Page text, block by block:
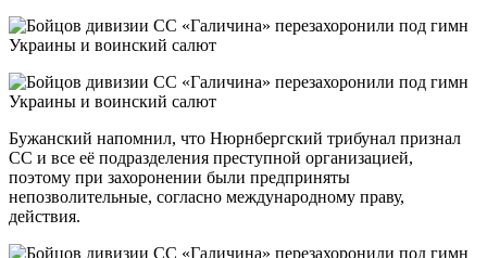
Бужанский напомнил, что Нюрнбергский трибунал признал
СС и все её подразделения преступной организацией,
поэтому при захоронении были предприняты
непозволительные, согласно международному праву,
действия.